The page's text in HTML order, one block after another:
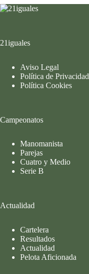
21iguales
Aviso Legal
Política de Privacidad
Política Cookies
Campeonatos
Manomanista
Parejas
Cuatro y Medio
Serie B
Actualidad
Cartelera
Resultados
Actualidad
Pelota Aficionada